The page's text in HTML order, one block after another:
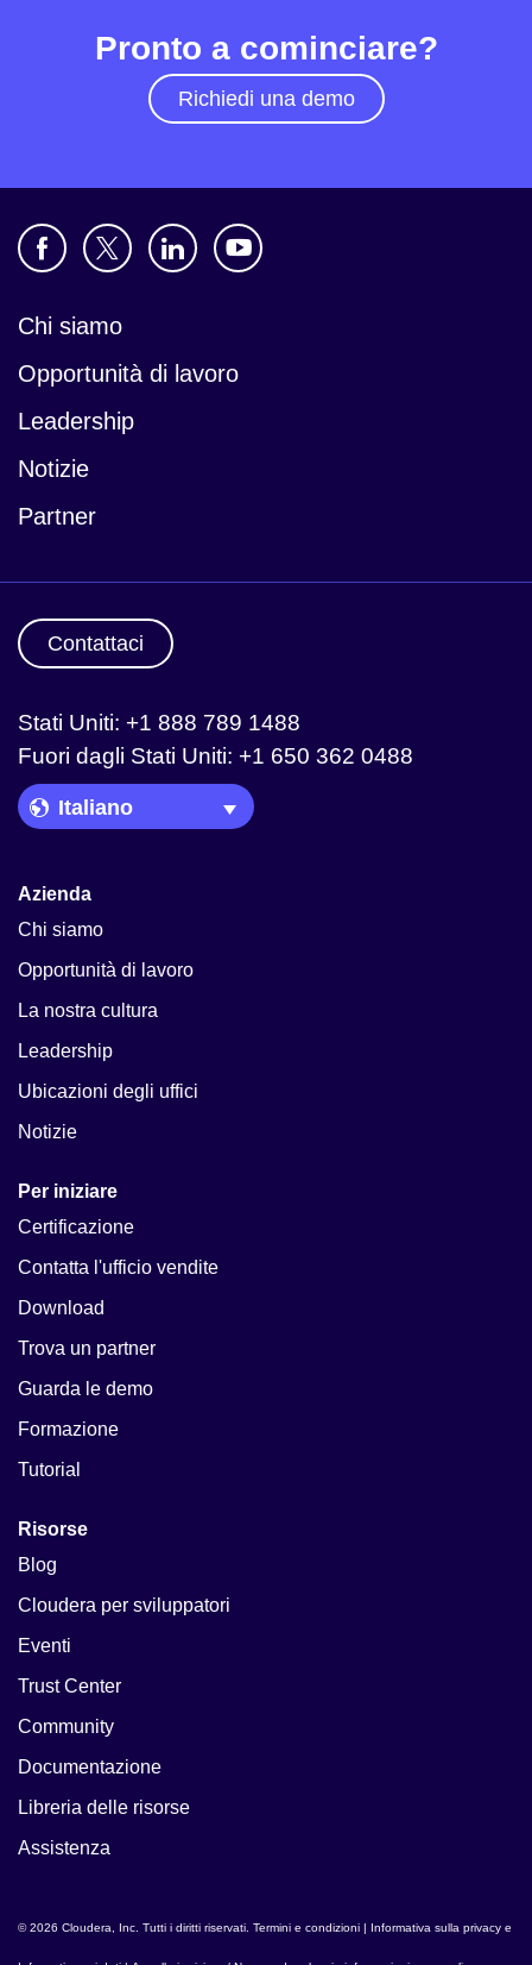
Pronto a cominciare?
Richiedi una demo
Chi siamo
Opportunità di lavoro
Leadership
Notizie
Partner
Contattaci
Stati Uniti: +1 888 789 1488
Fuori dagli Stati Uniti: +1 650 362 0488
Language Picker
Azienda
Chi siamo
Opportunità di lavoro
La nostra cultura
Leadership
Ubicazioni degli uffici
Notizie
Per iniziare
Certificazione
Contatta l'ufficio vendite
Download
Trova un partner
Guarda le demo
Formazione
Tutorial
Risorse
Blog
Cloudera per sviluppatori
Eventi
Trust Center
Community
Documentazione
Libreria delle risorse
Assistenza
© 2026 Cloudera, Inc. Tutti i diritti riservati. Termini e condizioni | Informativa sulla privacy e